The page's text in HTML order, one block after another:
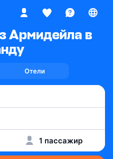
Армидейла в
Отели
1 пассажир